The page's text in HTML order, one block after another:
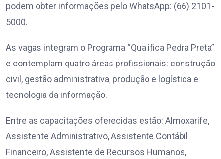
podem obter informações pelo WhatsApp: (66) 2101-
5000.
As vagas integram o Programa “Qualifica Pedra Preta”
e contemplam quatro áreas profissionais: construção
civil, gestão administrativa, produção e logística e
tecnologia da informação.
Entre as capacitações oferecidas estão: Almoxarife,
Assistente Administrativo, Assistente Contábil
Financeiro, Assistente de Recursos Humanos,